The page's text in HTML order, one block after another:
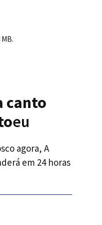
canto
eu
agora, A
em 24 horas